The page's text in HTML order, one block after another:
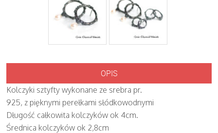
OPIS
Kolczyki sztyfty wykonane ze srebra pr.
925, z pięknymi perełkami słódkowodnymi
Długość całkowita kolczyków ok 4cm.
Średnica kolczyków ok 2,8cm